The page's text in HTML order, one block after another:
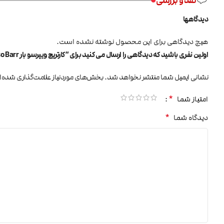
دیدگاهها
هیچ دیدگاهی برای این محصول نوشته نشده است.
اولین نفری باشید که دیدگاهی را ارسال می کنید برای “کارتریج ویپرسو بار Vaporesso Barr”
نشانی ایمیل شما منتشر نخواهد شد.بخش‌های موردنیاز علامت‌گذاری
امتیاز شما *
دیدگاه شما *